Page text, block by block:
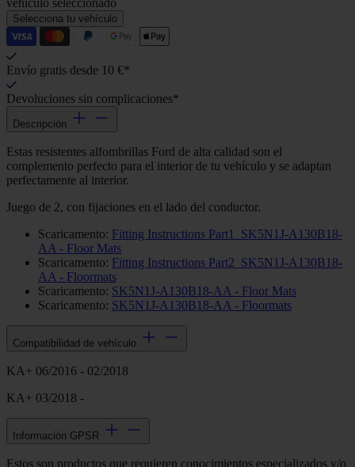
Selecciona tu vehículo
Envío gratis desde 10 €*
Devoluciones sin complicaciones*
Descripción
Estas resistentes alfombrillas Ford de alta calidad son el
complemento perfecto para el interior de tu vehículo y se adaptan
perfectamente al interior.
Juego de 2, con fijaciones en el lado del conductor.
Scaricamento: Fitting Instructions Part1_SK5N1J-A130B18-
AA - Floor Mats
Scaricamento: Fitting Instructions Part2_SK5N1J-A130B18-
AA - Floormats
Scaricamento: SK5N1J-A130B18-AA - Floor Mats
Scaricamento: SK5N1J-A130B18-AA - Floormats
Compatibilidad de vehículo
KA+ 06/2016 - 02/2018
KA+ 03/2018 -
Información GPSR
Estos son productos que requieren conocimientos especializados y/o